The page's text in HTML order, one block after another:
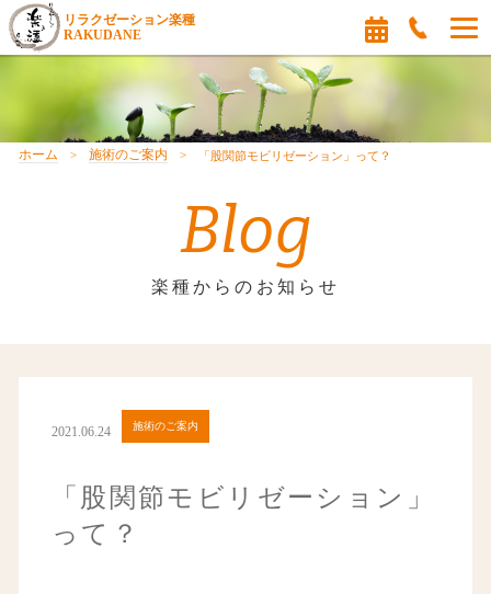
リラクゼーション楽種
RAKUDANE
ホーム 施術のご案内 「股関節モビリゼーション」って？
Blog
楽種からのお知らせ
2021.06.24 施術のご案内
「股関節モビリゼーション」
って？